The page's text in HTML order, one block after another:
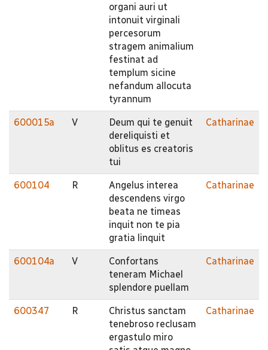
organi auri ut
intonuit virginali
percesorum
stragem animalium
festinat ad
templum sicine
nefandum allocuta
tyrannum
600015a V
Deum qui te genuit
dereliquisti et
oblitus es creatoris
tui
Catharinae
600104 R
Angelus interea
descendens virgo
beata ne timeas
inquit non te pia
gratia linquit
Catharinae
600104a V
Confortans
teneram Michael
splendore puellam
Catharinae
600347 R
Christus sanctam
tenebroso reclusam
ergastulo miro
Catharinae